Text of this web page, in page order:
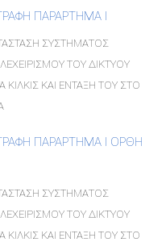
ΠΑΡΑΡΤΗΜΑ Ι
ΣΥΣΤΗΜΑΤΟΣ
ΤΟΥ ΔΙΚΤΥΟΥ
ΚΙΛΚΙΣ ΚΑΙ ΕΝΤΑΞΗ ΤΟΥ ΣΤΟ
ΠΑΡΑΡΤΗΜΑ Ι ΟΡΘΗ
ΣΥΣΤΗΜΑΤΟΣ
ΤΟΥ ΔΙΚΤΥΟΥ
ΚΙΛΚΙΣ ΚΑΙ ΕΝΤΑΞΗ ΤΟΥ ΣΤΟ